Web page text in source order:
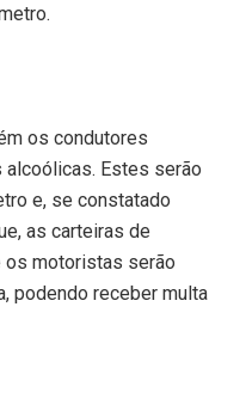
os condutores
Estes serão
e, se constatado
as carteiras de
os motoristas serão
podendo receber multa